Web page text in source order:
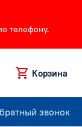
телефону.
Корзина
звонок